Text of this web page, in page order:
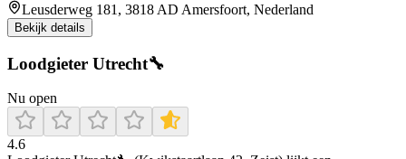
Leusderweg 181, 3818 AD Amersfoort, Nederland
Bekijk details
Loodgieter Utrecht🔧
Nu open
4.6